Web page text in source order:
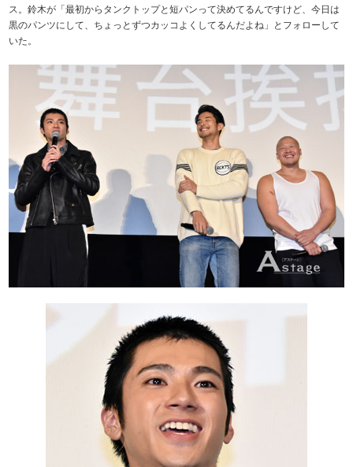
ス。鈴木が「最初からタンクトップと短パンって決めてるんですけど、今日は
黒のパンツにして、ちょっとずつカッコよくしてるんだよね」とフォローして
いた。